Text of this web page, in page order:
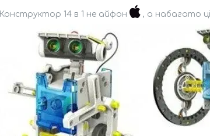
Конструктор 14 в 1 не айфон , а набагато